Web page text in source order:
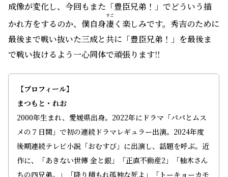
成像が変化し、今回もまた「豊臣兄弟！」でどういう描
かれ方をするのか、僕自身凄
すご
く楽しみです。秀吉のために
最後まで戦い抜いた三成と共に「豊臣兄弟！」を最後ま
で戦い抜けるよう一心同体で頑張ります!!
【プロフィール】
まつもと・れお
2000年生まれ、愛媛県出身。2022年にドラマ「パパとムス
メの７日間」で初の連続ドラマレギュラー出演。2024年度
後期連続テレビ小説「おむすび」に出演し、話題を呼ぶ。近
作に、「あきない世傳 金と銀」「正直不動産2」「柚木さん
ちの四兄弟。」「降り積もれ孤独な死よ」「トーキョーカモ